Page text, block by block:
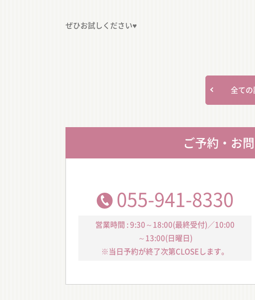
ぜひお試しください♥
全ての
ご予約・お
055-941-8330
営業時間 : 9:30～18:00(最終受付)／10:00
～13:00(日曜日)
※当日予約が終了次第CLOSEします。